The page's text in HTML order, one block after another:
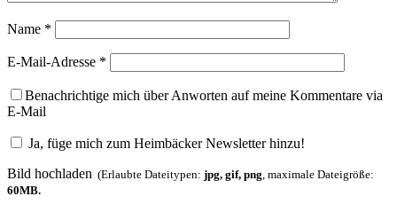
Name *
E-Mail-Adresse *
Benachrichtige mich über Anworten auf meine Kommentare via
E-Mail
Ja, füge mich zum Heimbäcker Newsletter hinzu!
Bild hochladen (Erlaubte Dateitypen: jpg, gif, png, maximale Dateigröße:
60MB.